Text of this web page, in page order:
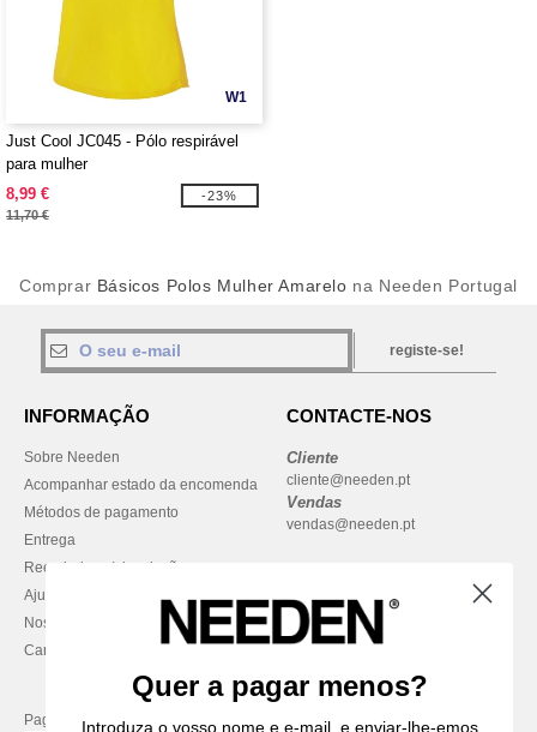
W1
Just Cool JC045 - Pólo respirável
para mulher
8,99 €
11,70 €
-23%
Comprar Básicos Polos Mulher Amarelo na Needen Portugal
registe-se!
INFORMAÇÃO
Sobre Needen
Acompanhar estado da encomenda
Métodos de pagamento
Entrega
Reembolsos / devoluções
Ajuda & FAQs
Nossos compromissos
Carreiras
CONTACTE-NOS
Cliente
cliente@needen.pt
Vendas
vendas@needen.pt
Pague com
Quer a pagar menos?
Introduza o vosso nome e e-mail, e enviar-lhe-emos